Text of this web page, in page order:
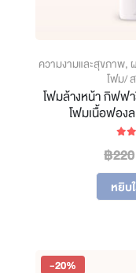
ความงามและสุขภาพ,
โฟม/
โฟมล้างหน้า กิฟฟา
โฟมเนื้อฟอง
฿220
หยิบ
-20%